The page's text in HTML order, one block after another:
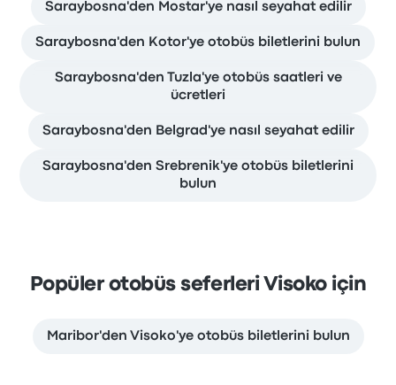
Saraybosna'den Mostar'ye nasıl seyahat edilir
Saraybosna'den Kotor'ye otobüs biletlerini bulun
Saraybosna'den Tuzla'ye otobüs saatleri ve
ücretleri
Saraybosna'den Belgrad'ye nasıl seyahat edilir
Saraybosna'den Srebrenik'ye otobüs biletlerini
bulun
Popüler otobüs seferleri Visoko için
Maribor'den Visoko'ye otobüs biletlerini bulun